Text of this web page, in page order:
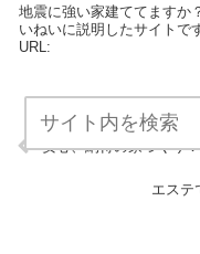
地震に強い家建ててますか
いねいに説明したサイトで
URL:
安心、納得の家づくり
エステ